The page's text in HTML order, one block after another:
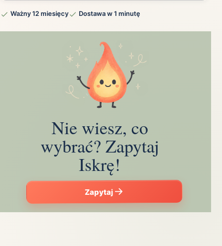
Ważny 12 miesięcy Dostawa w 1 minutę
Nie wiesz, co
wybrać? Zapytaj
Iskrę!
Zapytaj